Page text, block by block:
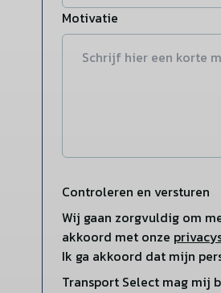
Motivatie
Controleren en versturen
Wij gaan zorgvuldig om
akkoord met onze
Ik ga akkoord dat mijn
Transport Select mag mij